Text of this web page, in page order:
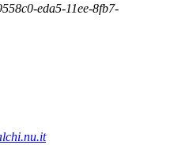
eda5-11ee-8fb7-